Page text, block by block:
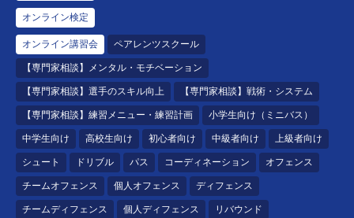
オンライン検定
オンライン講習会 ペアレンツスクール
【専門家相談】メンタル・モチベーション
【専門家相談】選手のスキル向上 【専門家相談】戦術・システム
【専門家相談】練習メニュー・練習計画 小学生向け（ミニバス）
中学生向け 高校生向け 初心者向け 中級者向け 上級者向け
シュート ドリブル パス コーディネーション オフェンス
チームオフェンス 個人オフェンス ディフェンス
チームディフェンス 個人ディフェンス リバウンド